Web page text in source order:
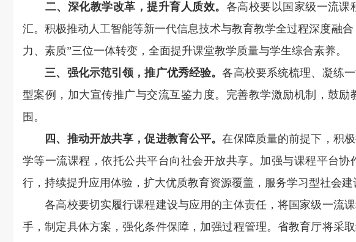
二、深化教学改革，提升育人质效。 各高校要以国家级一流课
汇。积极推动人工智能等新一代信息技术与教育教学全过程深度融
力、素质”三位一体转变，全面提升课堂教学质量与学生综合素养。
三、强化示范引领，推广优秀经验。各高校要系统梳理、凝练
型案例，加大宣传推广与交流互鉴力度。完善教学激励机制，鼓
围。
四、推动开放共享，促进教育公平。在保障质量的前提下，积
学等一流课程，依托公共平台向社会开放共享。加强与课程平台
行，持续提升应用体验，扩大优质教育资源覆盖，服务学习型社会建
各高校要切实履行课程建设与应用的主体责任，将国家级一流
手，制定具体方案，强化条件保障，加强过程管理。省教育厅将采